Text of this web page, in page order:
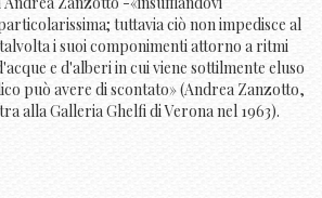
tuttavia ciò non impedisce al
i suoi componimenti attorno a ritmi
e d'alberi in cui viene sottilmente eluso
può avere di scontato» (Andrea Zanzotto,
alla Galleria Ghelfi di Verona nel 1963).